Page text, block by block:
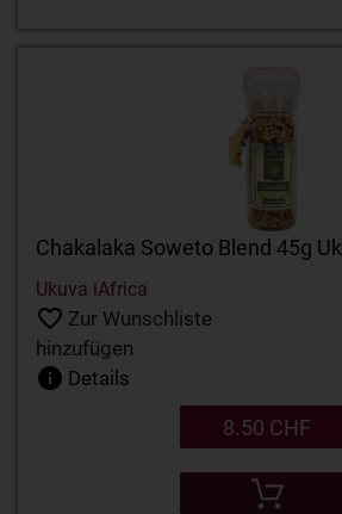
Chakalaka Soweto Blend 45g
Ukuva iAfrica
Zur Wunschliste
hinzufügen
Details
8.50 CHF